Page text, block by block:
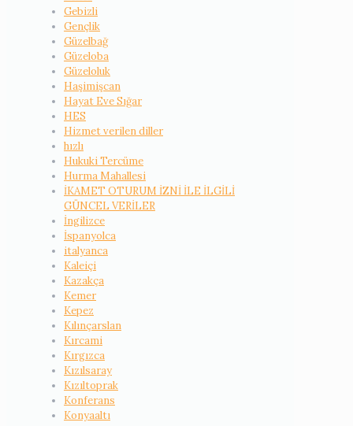
Gebizli
Gençlik
Güzelbağ
Güzeloba
Güzeloluk
Haşimişcan
Hayat Eve Sığar
HES
Hizmet verilen diller
hızlı
Hukuki Tercüme
Hurma Mahallesi
İKAMET OTURUM İZNİ İLE İLGİLİ
GÜNCEL VERİLER
İngilizce
İspanyolca
italyanca
Kaleiçi
Kazakça
Kemer
Kepez
Kılınçarslan
Kırcami
Kırgızca
Kızılsaray
Kızıltoprak
Konferans
Konyaaltı